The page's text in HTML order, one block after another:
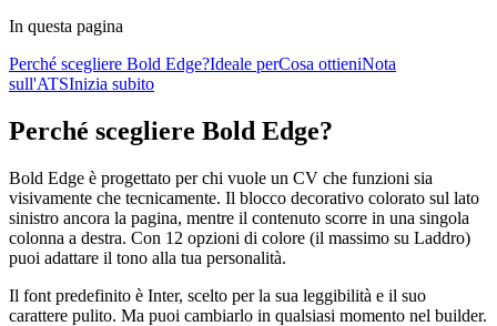
In questa pagina
Perché scegliere Bold Edge?Ideale perCosa ottieniNota
sull'ATSInizia subito
Perché scegliere Bold Edge?
Bold Edge è progettato per chi vuole un CV che funzioni sia
visivamente che tecnicamente. Il blocco decorativo colorato sul lato
sinistro ancora la pagina, mentre il contenuto scorre in una singola
colonna a destra. Con 12 opzioni di colore (il massimo su Laddro)
puoi adattare il tono alla tua personalità.
Il font predefinito è Inter, scelto per la sua leggibilità e il suo
carattere pulito. Ma puoi cambiarlo in qualsiasi momento nel builder.